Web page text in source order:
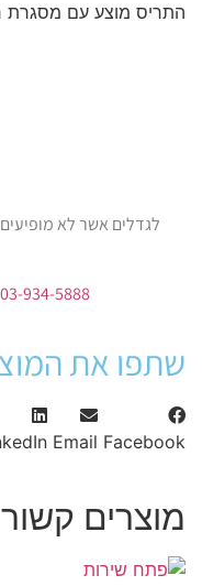
התריס מוצע עם
לגדלים אשר לא
03-934-5888
שתפו את
Facebook
Email
מוצרים